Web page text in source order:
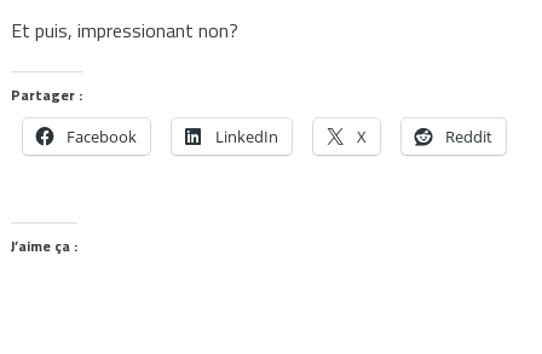
Et puis, impressionant non?
Partager :
Facebook LinkedIn X Reddit
J’aime ça :